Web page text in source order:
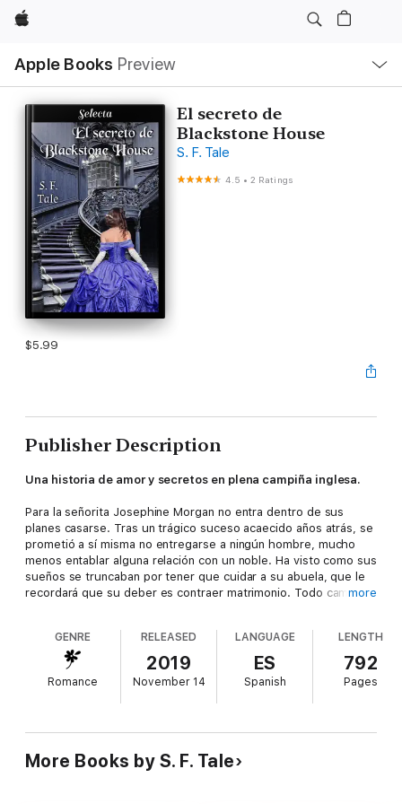
Apple
Apple Books Preview
Nav
Open
Menu
El secreto de
Blackstone House
S. F. Tale
4.5 •2 Ratings
$5.99
Publisher Description
Una historia de amor y secretos en plena campiña inglesa.
Para la señorita Josephine Morgan no entra dentro de sus
planes casarse. Tras un trágico suceso acaecido años atrás, se
prometió a sí misma no entregarse a ningún hombre, mucho
menos entablar alguna relación con un noble. Ha visto como sus
sueños se truncaban por tener que cuidar a su abuela, que le
recordará que su deber es contraer matrimonio. Todo cambiará
Sir Killian Blackstone a sus veintisiete años está convencido
que su destino es morir solo. Sobre él pende un oscuro
secreto familiar que lo mantiene encerrado en su mansión de
Puckley, alejado de sus seres queridos, como de la vida social
de la capital. Mas, una noche en el bosque, se encontrará con
amilanarse.
En ese instante, dos mundos opuestos colisionarán; deberán
more
GENRE
Romance
RELEASED
2019
November 14
LANGUAGE
ES
Spanish
LENGTH
792
Pages
More Books by S. F. Tale